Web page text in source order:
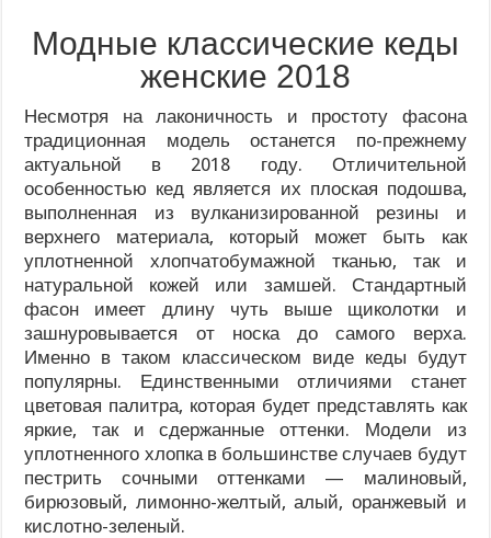
Модные классические кеды
женские 2018
Несмотря на лаконичность и простоту фасона
традиционная модель останется по-прежнему
актуальной в 2018 году. Отличительной
особенностью кед является их плоская подошва,
выполненная из вулканизированной резины и
верхнего материала, который может быть как
уплотненной хлопчатобумажной тканью, так и
натуральной кожей или замшей. Стандартный
фасон имеет длину чуть выше щиколотки и
зашнуровывается от носка до самого верха.
Именно в таком классическом виде кеды будут
популярны. Единственными отличиями станет
цветовая палитра, которая будет представлять как
яркие, так и сдержанные оттенки. Модели из
уплотненного хлопка в большинстве случаев будут
пестрить сочными оттенками — малиновый,
бирюзовый, лимонно-желтый, алый, оранжевый и
кислотно-зеленый.